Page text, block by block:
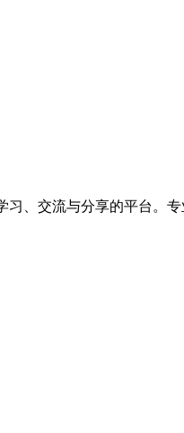
、交流与分享的平台。